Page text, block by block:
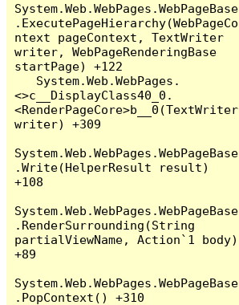
System.Web.WebPages.WebPageBase
.ExecutePageHierarchy(WebPageCo
ntext pageContext, TextWriter
writer, WebPageRenderingBase
startPage) +122
<>c__DisplayClass40_0.
<RenderPageCore>b__0(TextWriter
writer) +309
System.Web.WebPages.WebPageBase
.Write(HelperResult result)
+108
System.Web.WebPages.WebPageBase
.RenderSurrounding(String
partialViewName, Action`1 body)
+89
System.Web.WebPages.WebPageBase
.PopContext() +310